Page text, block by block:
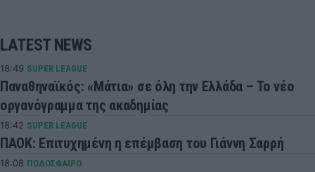
LATEST NEWS
18:49 SUPER LEAGUE
Παναθηναϊκός: «Μάτια» σε όλη την Ελλάδα – Το νέο
οργανόγραμμα της ακαδημίας
18:42 SUPER LEAGUE
ΠΑΟΚ: Επιτυχημένη η επέμβαση του Γιάννη Σαρρή
18:08 ΠΟΔΟΣΦΑΙΡΟ